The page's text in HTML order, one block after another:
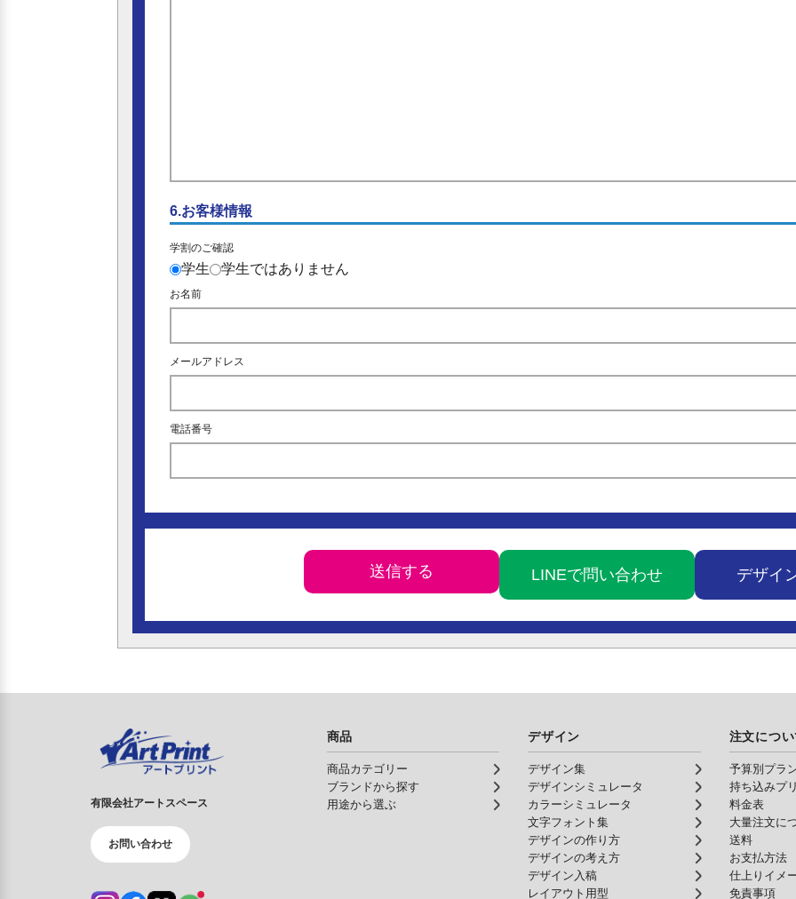
6.お客様情報
学割のご確認
学生 学生ではありません
お名前
メールアドレス
電話番号
LINEで問い合わせ デザイ
有限会社アートスペース
お問い合わせ
商品
商品カテゴリー
ブランドから探す
用途から選ぶ
デザイン
デザイン集
デザインシミュレータ
カラーシミュレータ
文字フォント集
デザインの作り方
デザインの考え方
デザイン入稿
レイアウト用型
注文につ
予算別プラ
持ち込みプ
料金表
大量注文に
送料
お支払方法
仕上りイメ
免責事項